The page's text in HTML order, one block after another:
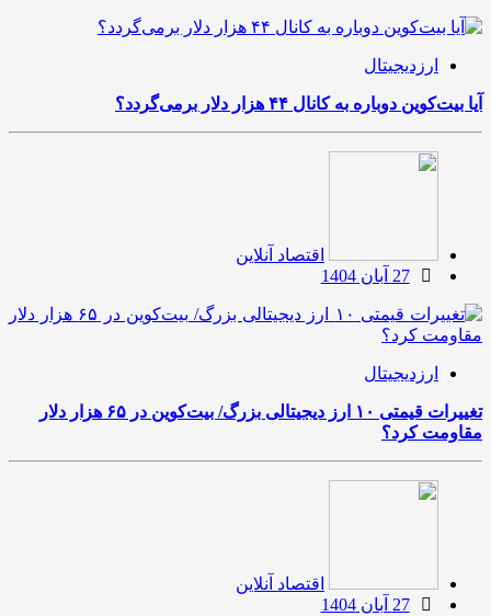
ارزدیجیتال
آیا بیت‌کوین دوباره به کانال ۴۴ هزار دلار برمی‌گردد؟
اقتصاد آنلاین
27 آبان 1404
ارزدیجیتال
تغییرات قیمتی ۱۰ ارز دیجیتالی بزرگ/ بیت‌کوین در ۶۵ هزار دلار
مقاومت کرد؟
اقتصاد آنلاین
27 آبان 1404